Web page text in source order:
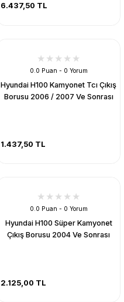
6.437,50 TL
0.0 Puan - 0 Yorum
Hyundai H100 Kamyonet Tcı Çıkış
Borusu 2006 / 2007 Ve Sonrası
1.437,50 TL
0.0 Puan - 0 Yorum
Hyundai H100 Süper Kamyonet
Çıkış Borusu 2004 Ve Sonrası
2.125,00 TL